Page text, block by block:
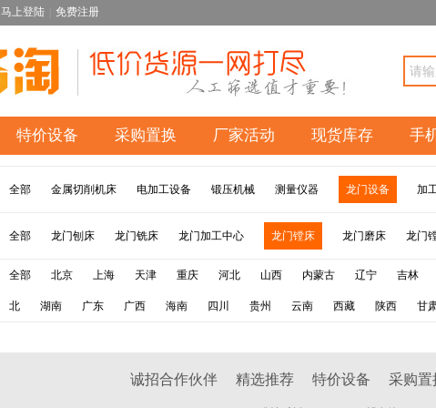
马上登陆 免费注册
特价设备 采购置换 厂家活动 现货库存 手
全部 金属切削机床 电加工设备 锻压机械 测量仪器 龙门设备 加
全部 龙门刨床 龙门铣床 龙门加工中心 龙门镗床 龙门磨床 龙门
全部 北京 上海 天津 重庆 河北 山西 内蒙古 辽宁 吉林
北 湖南 广东 广西 海南 四川 贵州 云南 西藏 陕西 甘
诚招合作伙伴 精选推荐 特价设备 采购置